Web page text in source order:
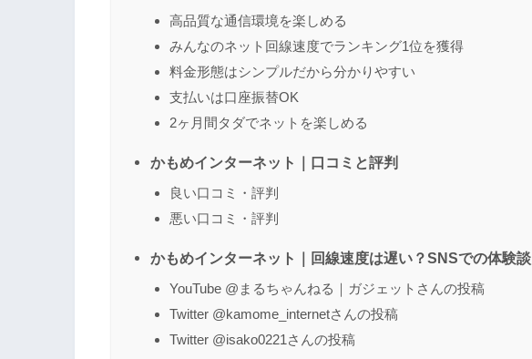
（任意）
高品質な通信環境を楽しめる
みんなのネット回線速度でランキング1位を獲得
料金形態はシンプルだから分かりやすい
支払いは口座振替OK
2ヶ月間タダでネットを楽しめる
かもめインターネット｜口コミと評判
良い口コミ・評判
悪い口コミ・評判
かもめインターネット｜回線速度は遅い？SNSでの体験談
YouTube @まるちゃんねる｜ガジェットさんの投稿
Twitter @kamome_internetさんの投稿
Twitter @isako0221さんの投稿